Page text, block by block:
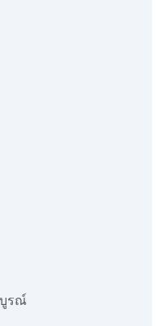
รณ์